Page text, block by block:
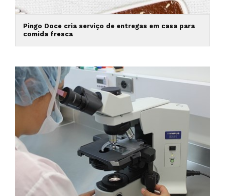
Pingo Doce cria serviço de entregas em casa para
comida fresca